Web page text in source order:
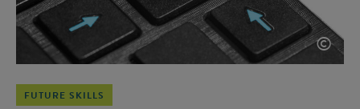
©
FUTURE SKILLS